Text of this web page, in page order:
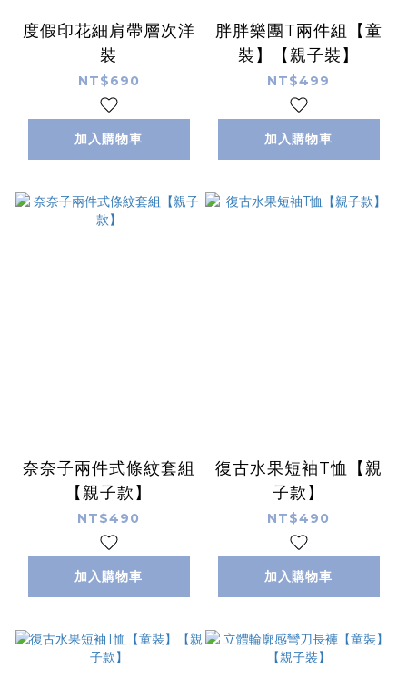
度假印花細肩帶層次洋
裝
NT$690
加入購物車
胖胖樂團T兩件組【童
裝】【親子裝】
NT$499
加入購物車
奈奈子兩件式條紋套組
【親子款】
NT$490
加入購物車
復古水果短袖T恤【親
子款】
NT$490
加入購物車